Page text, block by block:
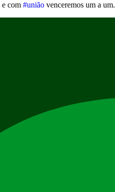
e com #união venceremos um a um.